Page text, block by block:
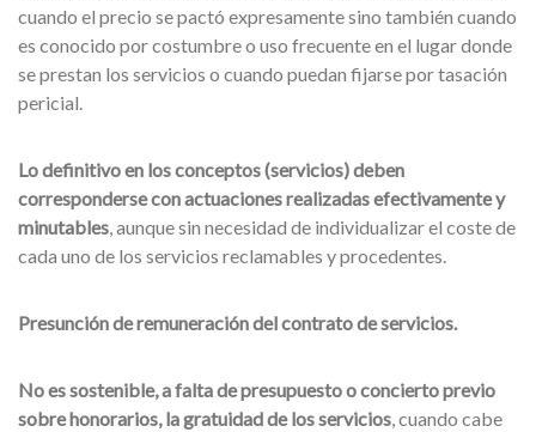
cuando el precio se pactó expresamente sino también cuando
es conocido por costumbre o uso frecuente en el lugar donde
se prestan los servicios o cuando puedan fijarse por tasación
pericial.
Lo definitivo en los conceptos (servicios) deben
corresponderse con actuaciones realizadas efectivamente y
minutables, aunque sin necesidad de individualizar el coste de
cada uno de los servicios reclamables y procedentes.
Presunción de remuneración del contrato de servicios.
No es sostenible, a falta de presupuesto o concierto previo
sobre honorarios, la gratuidad de los servicios, cuando cabe